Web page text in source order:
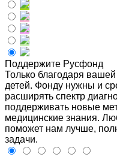
Поддержите Русфонд
Только благодаря
детей. Фонду нужны и
расширять спектр
поддерживать новые
медицинские знания.
поможет нам лучше,
задачи.